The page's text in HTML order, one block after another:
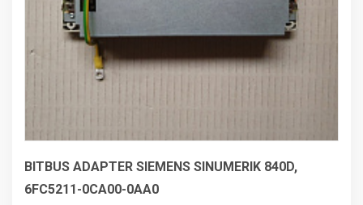
BITBUS ADAPTER SIEMENS SINUMERIK 840D,
6FC5211-0CA00-0AA0